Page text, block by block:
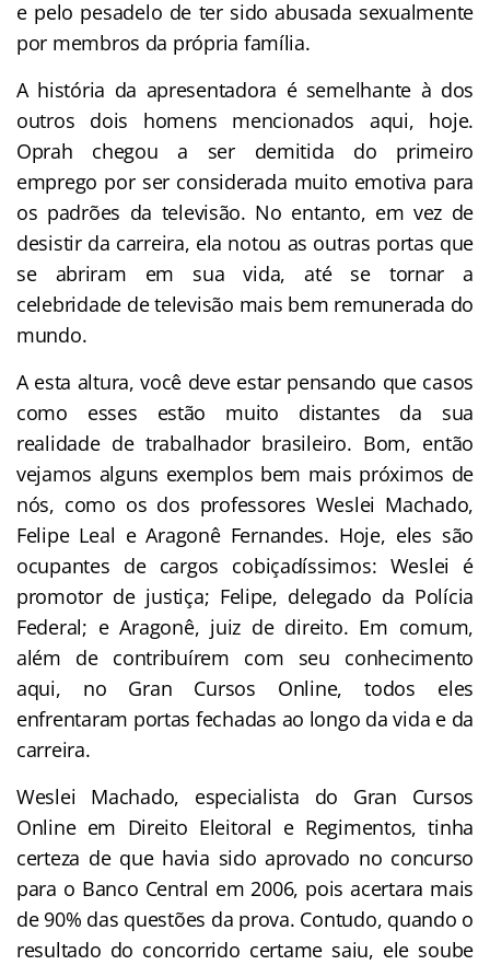
e pelo pesadelo de ter sido abusada sexualmente
por membros da própria família.
A história da apresentadora é semelhante à dos
outros dois homens mencionados aqui, hoje.
Oprah chegou a ser demitida do primeiro
emprego por ser considerada muito emotiva para
os padrões da televisão. No entanto, em vez de
desistir da carreira, ela notou as outras portas que
se abriram em sua vida, até se tornar a
celebridade de televisão mais bem remunerada do
mundo.
A esta altura, você deve estar pensando que casos
como esses estão muito distantes da sua
realidade de trabalhador brasileiro. Bom, então
vejamos alguns exemplos bem mais próximos de
nós, como os dos professores Weslei Machado,
Felipe Leal e Aragonê Fernandes. Hoje, eles são
ocupantes de cargos cobiçadíssimos: Weslei é
promotor de justiça; Felipe, delegado da Polícia
Federal; e Aragonê, juiz de direito. Em comum,
além de contribuírem com seu conhecimento
aqui, no Gran Cursos Online, todos eles
enfrentaram portas fechadas ao longo da vida e da
carreira.
Weslei Machado, especialista do Gran Cursos
Online em Direito Eleitoral e Regimentos, tinha
certeza de que havia sido aprovado no concurso
para o Banco Central em 2006, pois acertara mais
de 90% das questões da prova. Contudo, quando o
resultado do concorrido certame saiu, ele soube